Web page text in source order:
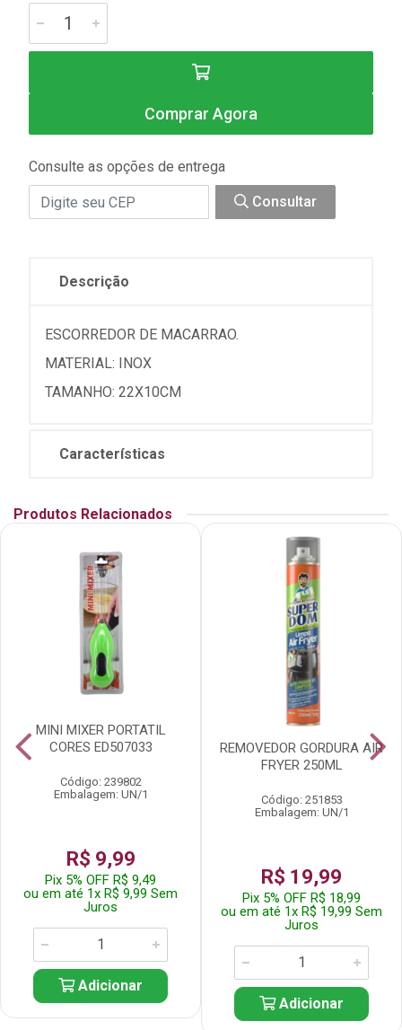
Comprar Agora
Consulte as opções de entrega
Consultar
Descrição
ESCORREDOR DE MACARRAO.
MATERIAL: INOX
TAMANHO: 22X10CM
Características
Produtos Relacionados
MINI MIXER PORTATIL
CORES ED507033
Código: 239802
Embalagem: UN/1
R$ 9,99
Pix 5% OFF R$ 9,49
ou em até 1x R$ 9,99 Sem
Juros
Adicionar
REMOVEDOR GORDURA AIR
FRYER 250ML
Código: 251853
Embalagem: UN/1
R$ 19,99
Pix 5% OFF R$ 18,99
ou em até 1x R$ 19,99 Sem
Juros
Adicionar